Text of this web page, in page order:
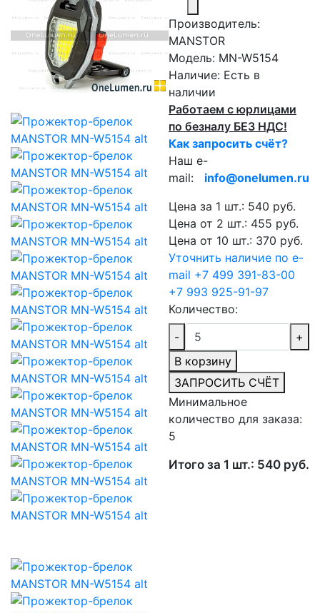
Производитель:
MANSTOR
Модель: MN-W5154
Наличие: Есть в
наличии
Работаем с юрлицами
по безналу БЕЗ НДС!
Как запросить счёт?
Наш e-
mail: info@onelumen.ru
Цена за 1 шт.: 540 руб.
Цена от 2 шт.: 455 руб.
Цена от 10 шт.: 370 руб.
Уточнить наличие по e-
mail +7 499 391-83-00
+7 993 925-91-97
Количество:
-
+
В корзину
ЗАПРОСИТЬ СЧЁТ
Минимальное
количество для заказа:
5
Итого за 1 шт.: 540 руб.